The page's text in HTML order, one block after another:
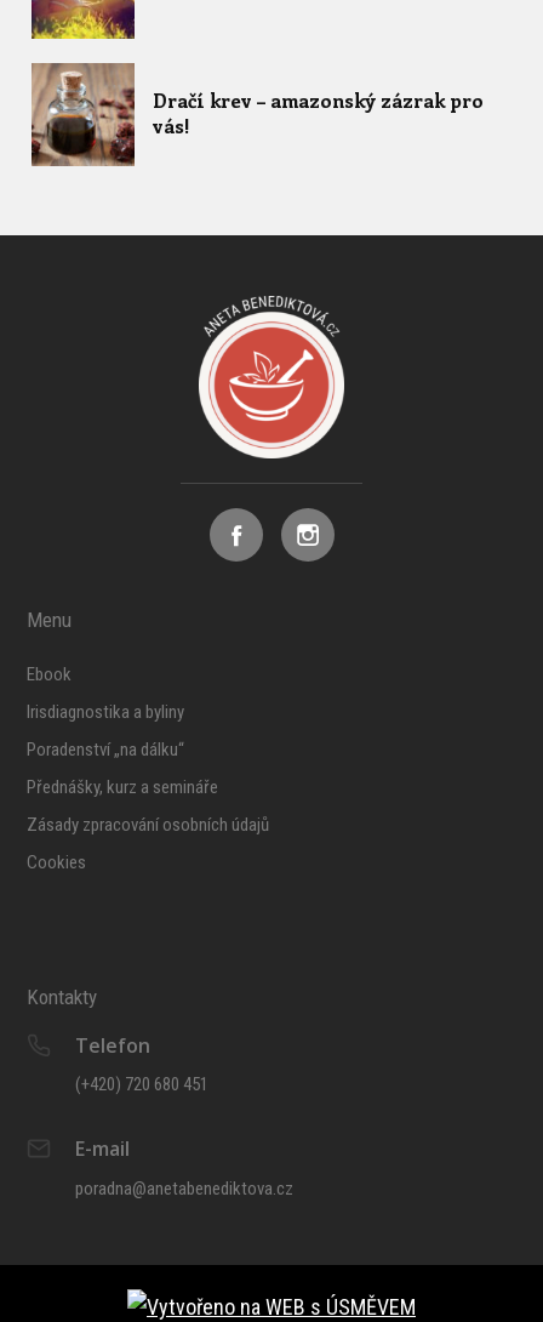
Dračí krev – amazonský zázrak pro
vás!
Menu
Ebook
Irisdiagnostika a byliny
Poradenství „na dálku“
Přednášky, kurz a semináře
Zásady zpracování osobních údajů
Cookies
Kontakty
Telefon
(+420) 720 680 451
E-mail
poradna@anetabenediktova.cz